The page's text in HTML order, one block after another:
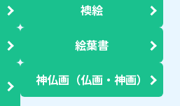
襖絵
絵葉書
神仏画（仏画・神画）